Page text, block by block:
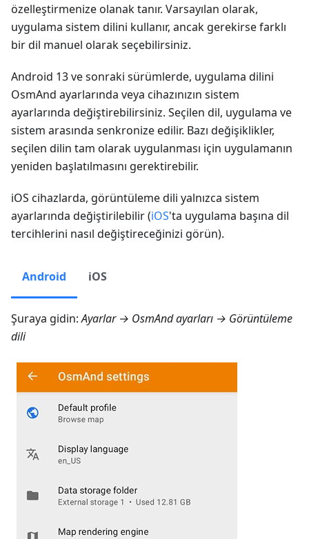
özelleştirmenize olanak tanır. Varsayılan olarak,
uygulama sistem dilini kullanır, ancak gerekirse farklı
bir dil manuel olarak seçebilirsiniz.
Android 13 ve sonraki sürümlerde, uygulama dilini
OsmAnd ayarlarında veya cihazınızın sistem
ayarlarında değiştirebilirsiniz. Seçilen dil, uygulama ve
sistem arasında senkronize edilir. Bazı değişiklikler,
seçilen dilin tam olarak uygulanması için uygulamanın
yeniden başlatılmasını gerektirebilir.
iOS cihazlarda, görüntüleme dili yalnızca sistem
ayarlarında değiştirilebilir (iOS'ta uygulama başına dil
tercihlerini nasıl değiştireceğinizi görün).
Android iOS
Şuraya gidin:Ayarlar → OsmAnd ayarları → Görüntüleme
dili